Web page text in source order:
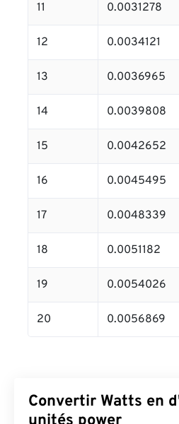
11 0.0031278
12 0.0034121
13 0.0036965
14 0.0039808
15 0.0042652
16 0.0045495
17 0.0048339
18 0.0051182
19 0.0054026
20 0.0056869
Convertir Watts en